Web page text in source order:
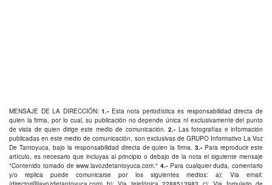
MENSAJE DE LA DIRECCIÓN:1.- Esta nota periodística es responsabilidad directa de
quien la firma, por lo cual, su publicación no depende única ni exclusivamente del punto
de vista de quien dirige este medio de comunicación.2.- Las fotografías e información
publicadas en este medio de comunicación, son exclusivas de GRUPO Informativo La Voz
De Tantoyuca, bajo la responsabilidad directa de quien la firma.3.- Para reproducir este
artículo, es necesario que incluyas al principio o debajo de la nota el siguiente mensaje
"Contenido tomado dewww.lavozdetantoyuca.com." 4.- Para cualquier duda, comentario
y/o replica puede comunicarse por los siguientes medios: a): Via email: